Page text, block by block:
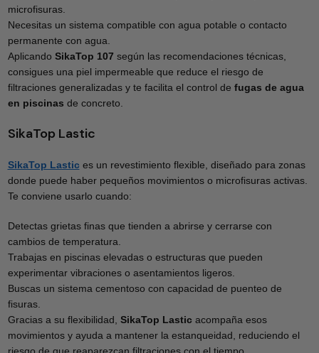
microfisuras.
Necesitas un sistema compatible con agua potable o contacto
permanente con agua.
Aplicando SikaTop 107 según las recomendaciones técnicas,
consigues una piel impermeable que reduce el riesgo de
filtraciones generalizadas y te facilita el control de fugas de agua
en piscinas de concreto.
SikaTop Lastic
SikaTop Lastices un revestimiento flexible, diseñado para zonas
donde puede haber pequeños movimientos o microfisuras activas.
Te conviene usarlo cuando:
Detectas grietas finas que tienden a abrirse y cerrarse con
cambios de temperatura.
Trabajas en piscinas elevadas o estructuras que pueden
experimentar vibraciones o asentamientos ligeros.
Buscas un sistema cementoso con capacidad de puenteo de
fisuras.
Gracias a su flexibilidad, SikaTop Lasticacompaña esos
movimientos y ayuda a mantener la estanqueidad, reduciendo el
riesgo de que reaparezcan filtraciones con el tiempo.